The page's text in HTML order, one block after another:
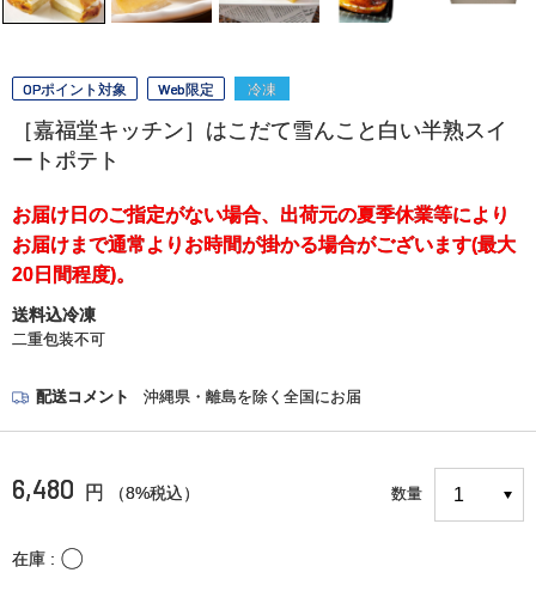
OPポイント対象 Web限定 冷凍
［嘉福堂キッチン］はこだて雪んこと白い半熟スイ
ートポテト
お届け日のご指定がない場合、出荷元の夏季休業等により
お届けまで通常よりお時間が掛かる場合がございます(最大
20日間程度)。
送料込冷凍
二重包装不可
配送コメント 沖縄県・離島を除く全国にお届
6,480 円 （8%税込） 数量
在庫 〇